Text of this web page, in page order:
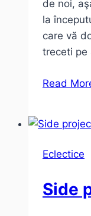
de noi,
la
care vă
treceti pe
Read
Eclectice
Side